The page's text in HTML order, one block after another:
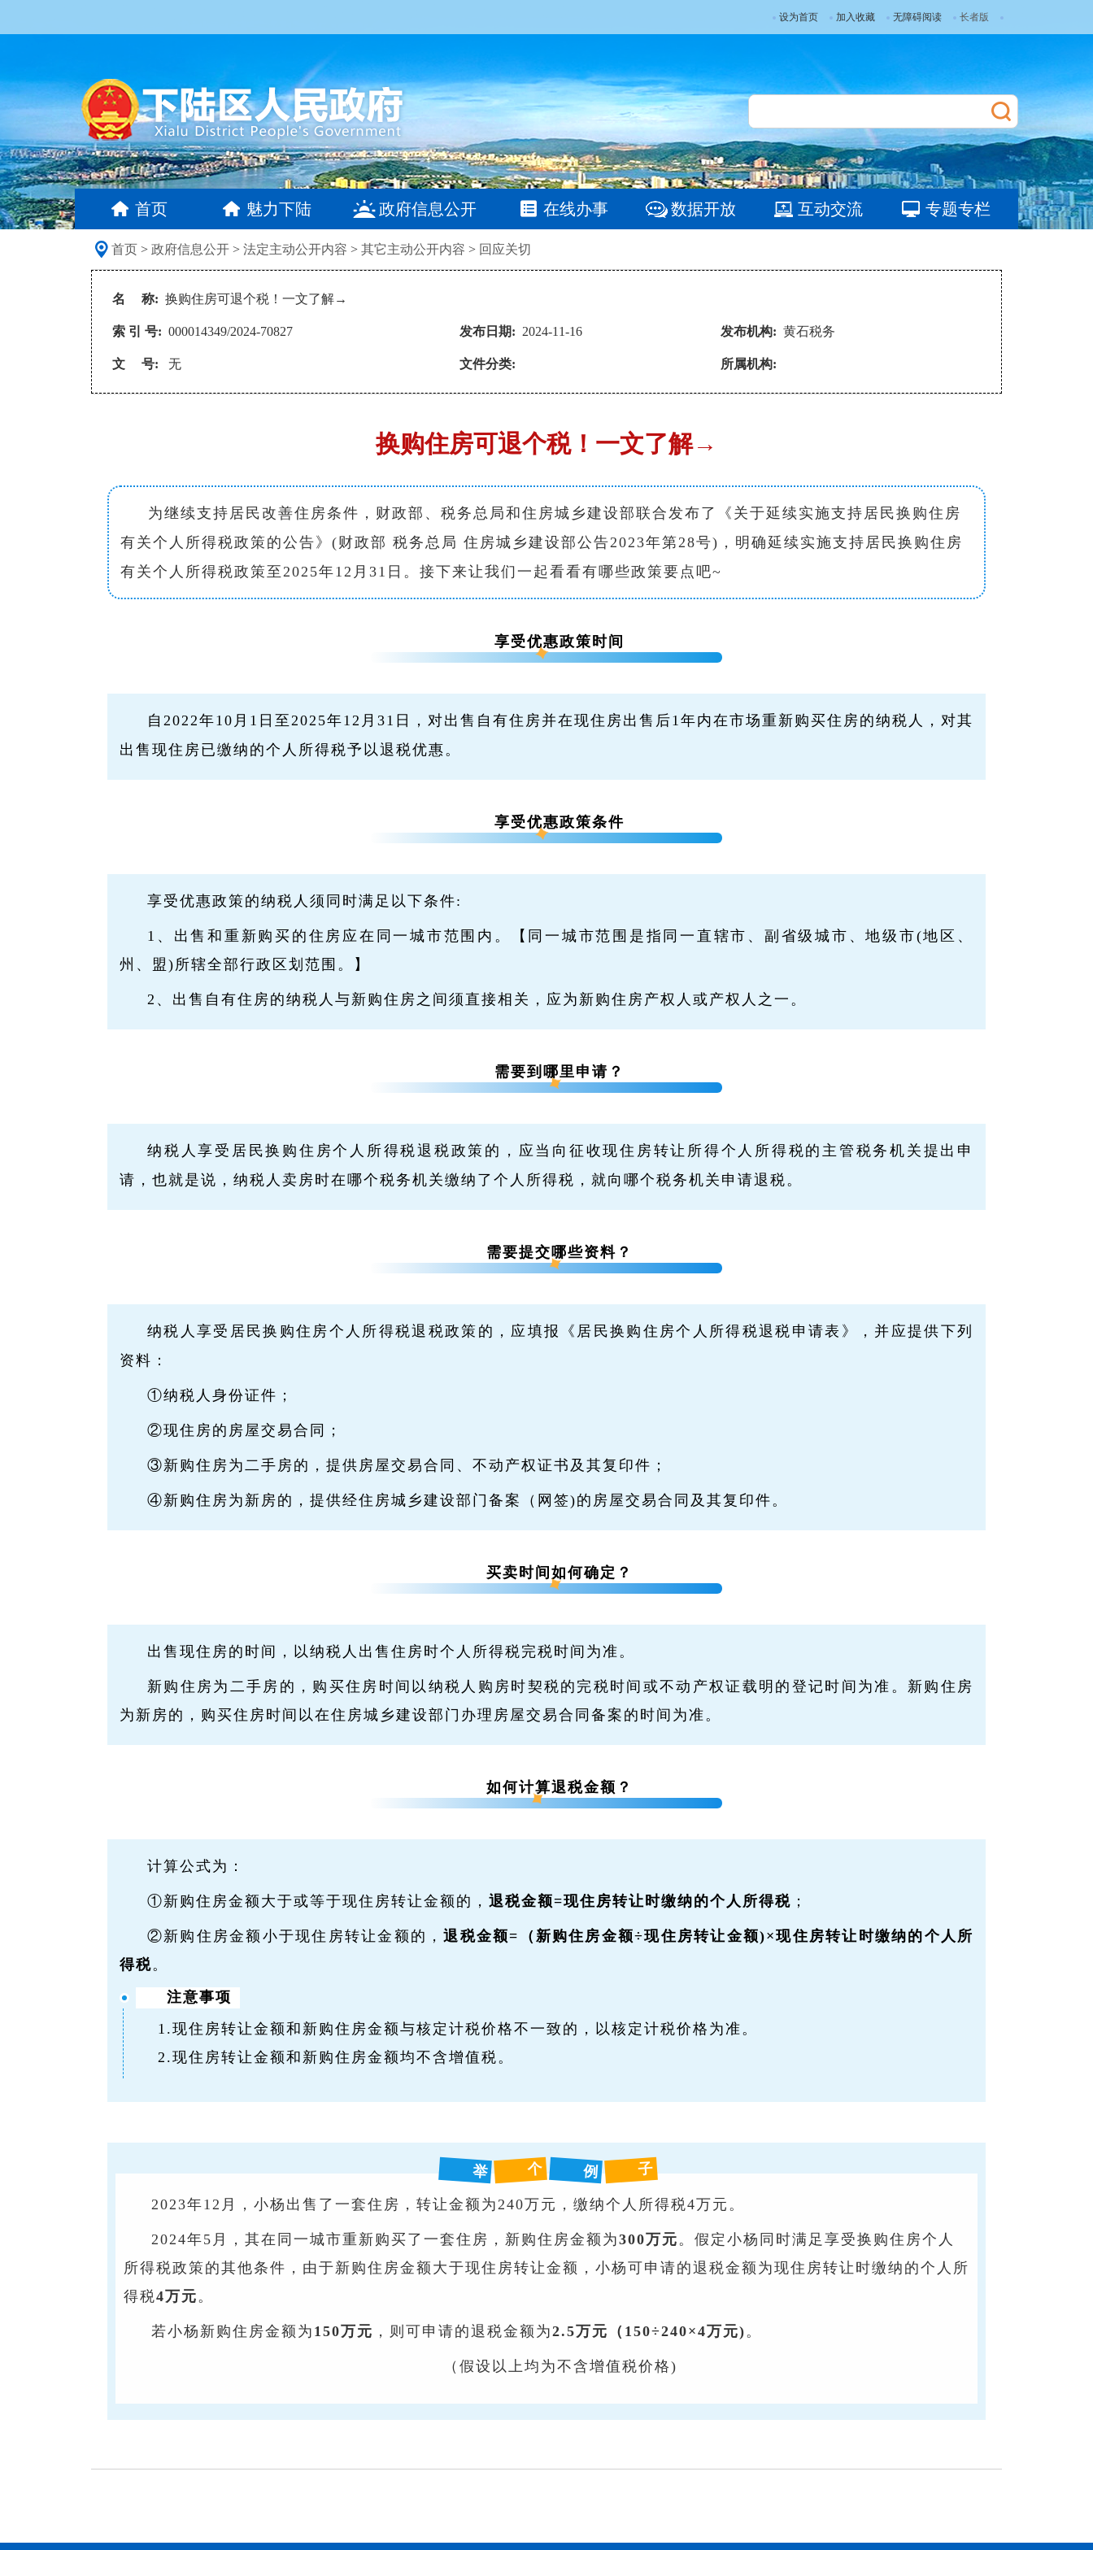
设为首页 加入收藏 无障碍阅读 长者版
首页 魅力下陆 政府信息公开 在线办事 数据开放 互动交流 专题专栏
首页 > 政府信息公开 > 法定主动公开内容 > 其它主动公开内容 > 回应关切
名 称: 换购住房可退个税！一文了解→
索 引 号: 000014349/2024-70827 发布日期: 2024-11-16 发布机构: 黄石税务
文 号: 无 文件分类: 所属机构:
换购住房可退个税！一文了解→
为继续支持居民改善住房条件，财政部、税务总局和住房城乡建设部联合发布了《关于延续实施支持居民换购住房
有关个人所得税政策的公告》(财政部 税务总局 住房城乡建设部公告2023年第28号)，明确延续实施支持居民换购住房
有关个人所得税政策至2025年12月31日。接下来让我们一起看看有哪些政策要点吧~
享受优惠政策时间
自2022年10月1日至2025年12月31日，对出售自有住房并在现住房出售后1年内在市场重新购买住房的纳税人，对其
出售现住房已缴纳的个人所得税予以退税优惠。
享受优惠政策条件
享受优惠政策的纳税人须同时满足以下条件:
1、出售和重新购买的住房应在同一城市范围内。【同一城市范围是指同一直辖市、副省级城市、地级市(地区、
州、盟)所辖全部行政区划范围。】
2、出售自有住房的纳税人与新购住房之间须直接相关，应为新购住房产权人或产权人之一。
需要到哪里申请？
纳税人享受居民换购住房个人所得税退税政策的，应当向征收现住房转让所得个人所得税的主管税务机关提出申
请，也就是说，纳税人卖房时在哪个税务机关缴纳了个人所得税，就向哪个税务机关申请退税。
需要提交哪些资料？
纳税人享受居民换购住房个人所得税退税政策的，应填报《居民换购住房个人所得税退税申请表》，并应提供下列
资料：
①纳税人身份证件；
②现住房的房屋交易合同；
③新购住房为二手房的，提供房屋交易合同、不动产权证书及其复印件；
④新购住房为新房的，提供经住房城乡建设部门备案（网签)的房屋交易合同及其复印件。
买卖时间如何确定？
出售现住房的时间，以纳税人出售住房时个人所得税完税时间为准。
新购住房为二手房的，购买住房时间以纳税人购房时契税的完税时间或不动产权证载明的登记时间为准。新购住房
为新房的，购买住房时间以在住房城乡建设部门办理房屋交易合同备案的时间为准。
如何计算退税金额？
计算公式为：
①新购住房金额大于或等于现住房转让金额的， 退税金额=现住房转让时缴纳的个人所得税 ；
②新购住房金额小于现住房转让金额的，退税金额=（新购住房金额÷现住房转让金额)×现住房转让时缴纳的个人所
得税。
注意事项
1.现住房转让金额和新购住房金额与核定计税价格不一致的，以核定计税价格为准。
2.现住房转让金额和新购住房金额均不含增值税。
举 个 例 子
2023年12月，小杨出售了一套住房，转让金额为240万元，缴纳个人所得税4万元。
2024年5月，其在同一城市重新购买了一套住房，新购住房金额为300万元。假定小杨同时满足享受换购住房个人
所得税政策的其他条件，由于新购住房金额大于现住房转让金额，小杨可申请的退税金额为现住房转让时缴纳的个人所
得税4万元。
若小杨新购住房金额为 150万元 ，则可申请的退税金额为2.5万元（150÷240×4万元)。
（假设以上均为不含增值税价格)